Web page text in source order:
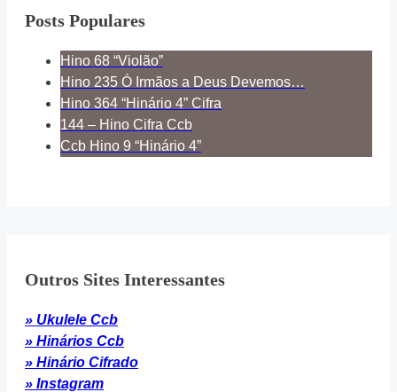
Posts Populares
Hino 68 “Violão”
Hino 235 Ó Irmãos a Deus Devemos…
Hino 364 “Hinário 4” Cifra
144 – Hino Cifra Ccb
Ccb Hino 9 “Hinário 4”
Outros Sites Interessantes
» Ukulele Ccb
» Hinários Ccb
» Hinário Cifrado
» Instagram